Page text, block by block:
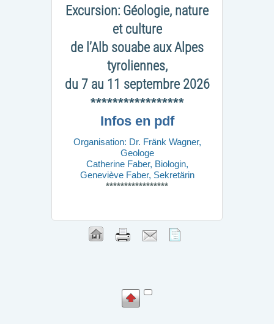
Excursion: Géologie, nature
et culture
de l’Alb souabe aux Alpes
tyroliennes,
du 7 au 11 septembre 2026
*****************
Infos en pdf
Organisation: Dr. Fränk Wagner,
Geologe
Catherine Faber, Biologin,
Geneviève Faber, Sekretärin
*****************